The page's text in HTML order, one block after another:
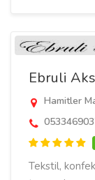
Ebruli
Hamitler
Tekstil,